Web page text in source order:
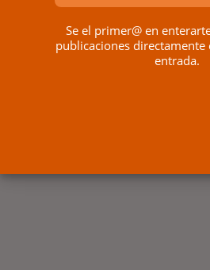
El Ministerio de
‘propaganda...
RAMÓN J. 07/
Se el primer@ en
publicaciones directamente
entrada.